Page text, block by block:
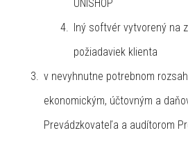
UNISHOP
Iný softvér vytvorený na
požiadaviek klienta
v nevyhnutne potrebnom
ekonomickým, účtovným a
Prevádzkovateľa a audítorom